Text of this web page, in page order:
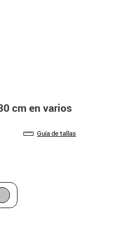
cm en varios
Guía de tallas